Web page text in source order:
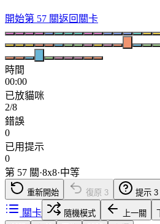
開始第 57 關返回關卡
時間
00:00
已放貓咪
2/8
錯誤
0
已用提示
0
第 57 關·8x8·中等
重新開始 復原 3 提示 3
關卡 隨機模式 上一關